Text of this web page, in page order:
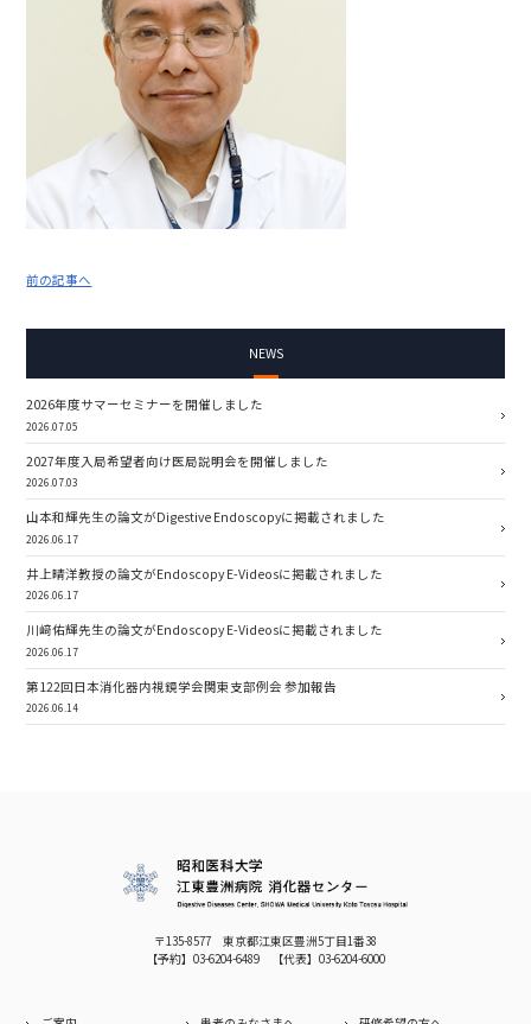
前の記事へ
NEWS
2026年度サマーセミナーを開催しました
2026.07.05
2027年度入局希望者向け医局説明会を開催しました
2026.07.03
山本和輝先生の論文がDigestive Endoscopyに掲載されました
2026.06.17
井上晴洋教授の論文がEndoscopy E-Videosに掲載されました
2026.06.17
川﨑佑輝先生の論文がEndoscopy E-Videosに掲載されました
2026.06.17
第122回日本消化器内視鏡学会関東支部例会 参加報告
2026.06.14
〒135-8577 東京都江東区豊洲5丁目1番38
【予約】 03-6204-6489 【代表】 03-6204-6000